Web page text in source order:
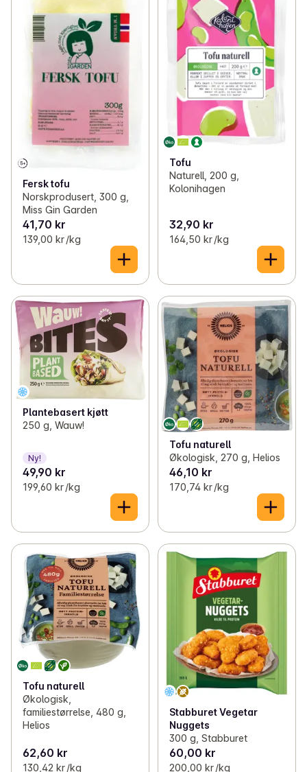
Fersk tofu
Norskprodusert, 300 g,
Miss Gin Garden
41,70 kr
139,00 kr /kg
Tofu
Naturell, 200 g,
Kolonihagen
32,90 kr
164,50 kr /kg
Plantebasert kjøtt
250 g, Wauw!
Ny!
49,90 kr
199,60 kr /kg
Tofu naturell
Økologisk, 270 g, Helios
46,10 kr
170,74 kr /kg
Tofu naturell
Økologisk,
familiestørrelse, 480 g,
Helios
62,60 kr
130,42 kr /kg
Stabburet Vegetar
Nuggets
300 g, Stabburet
60,00 kr
200,00 kr /kg